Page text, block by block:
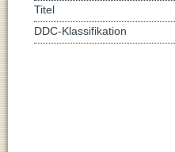
Titel
DDC-Klassifikation